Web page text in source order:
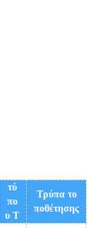
τύ
πο
υ Τ
Τρύπα το
ποθέτησης